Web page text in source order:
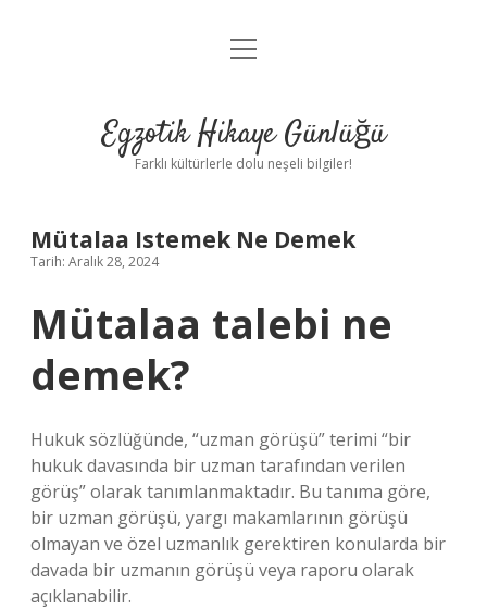
Anasayfa
Yasal Uyarı
menüyü
Egzotik Hikaye Günlüğü
Farklı kültürlerle dolu neşeli bilgiler!
Mütalaa Istemek Ne Demek
Tarih: Aralık 28, 2024
Mütalaa talebi ne
demek?
Hukuk sözlüğünde, “uzman görüşü” terimi “bir
hukuk davasında bir uzman tarafından verilen
görüş” olarak tanımlanmaktadır. Bu tanıma göre,
bir uzman görüşü, yargı makamlarının görüşü
olmayan ve özel uzmanlık gerektiren konularda bir
davada bir uzmanın görüşü veya raporu olarak
açıklanabilir.